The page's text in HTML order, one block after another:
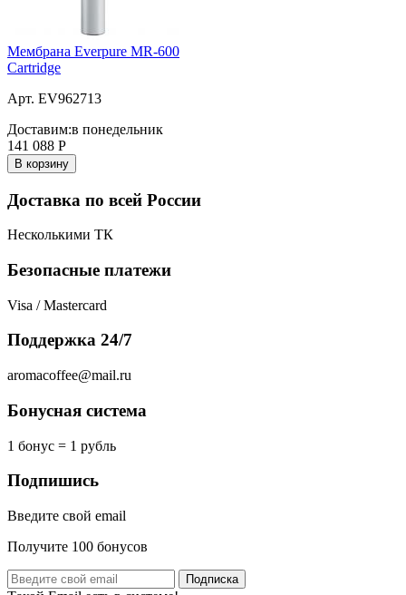
Мембрана Everpure MR-600
Cartridge
Арт. EV962713
Доставим:в понедельник
141 088 Р
В корзину
Доставка по всей России
Несколькими ТК
Безопасные платежи
Visa / Mastercard
Поддержка 24/7
aromacoffee@mail.ru
Бонусная система
1 бонус = 1 рубль
Подпишись
Введите свой email
Получите 100 бонусов
Подписка